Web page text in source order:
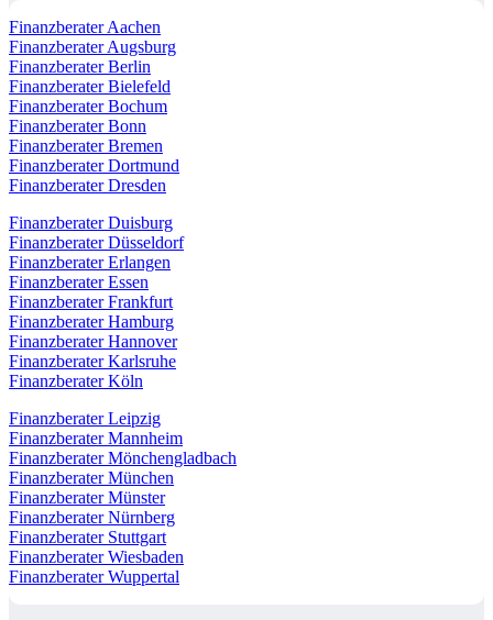
Finanzberater Aachen
Finanzberater Augsburg
Finanzberater Berlin
Finanzberater Bielefeld
Finanzberater Bochum
Finanzberater Bonn
Finanzberater Bremen
Finanzberater Dortmund
Finanzberater Dresden
Finanzberater Duisburg
Finanzberater Düsseldorf
Finanzberater Erlangen
Finanzberater Essen
Finanzberater Frankfurt
Finanzberater Hamburg
Finanzberater Hannover
Finanzberater Karlsruhe
Finanzberater Köln
Finanzberater Leipzig
Finanzberater Mannheim
Finanzberater Mönchengladbach
Finanzberater München
Finanzberater Münster
Finanzberater Nürnberg
Finanzberater Stuttgart
Finanzberater Wiesbaden
Finanzberater Wuppertal